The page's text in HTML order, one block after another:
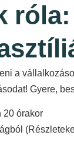
a
Gyere,
20 órakor